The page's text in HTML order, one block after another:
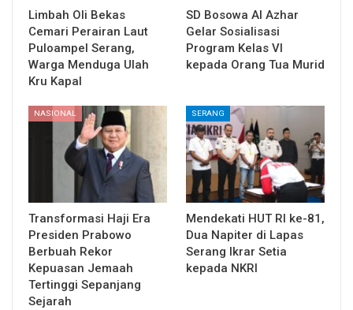
Limbah Oli Bekas
Cemari Perairan Laut
Puloampel Serang,
Warga Menduga Ulah
Kru Kapal
SD Bosowa Al Azhar
Gelar Sosialisasi
Program Kelas VI
kepada Orang Tua Murid
NASIONAL
Transformasi Haji Era
Presiden Prabowo
Berbuah Rekor
Kepuasan Jemaah
Tertinggi Sepanjang
Sejarah
SERANG
Mendekati HUT RI ke-81,
Dua Napiter di Lapas
Serang Ikrar Setia
kepada NKRI